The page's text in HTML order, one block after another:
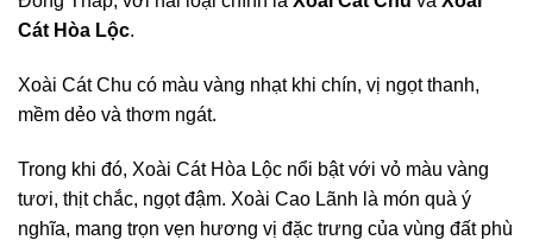
Cát Hòa Lộc.
Xoài Cát Chu có màu vàng nhạt khi chín, vị ngọt thanh,
mềm dẻo và thơm ngát.
Trong khi đó, Xoài Cát Hòa Lộc nổi bật với vỏ màu vàng
tươi, thịt chắc, ngọt đậm. Xoài Cao Lãnh là món quà ý
nghĩa, mang trọn vẹn hương vị đặc trưng của vùng đất phù